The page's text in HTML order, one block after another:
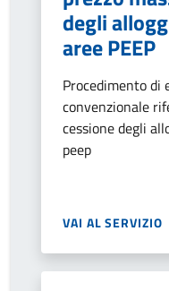
degli
aree PEEP
Procedimento di
convenzionale
cessione degli
peep
VAI AL SERVIZIO